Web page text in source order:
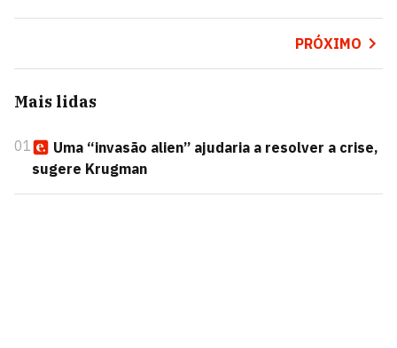
PRÓXIMO
Mais lidas
01
Uma “invasão alien” ajudaria a resolver a crise,
sugere Krugman